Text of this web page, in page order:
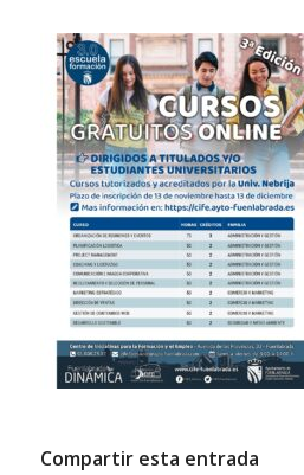
Compartir esta entrada